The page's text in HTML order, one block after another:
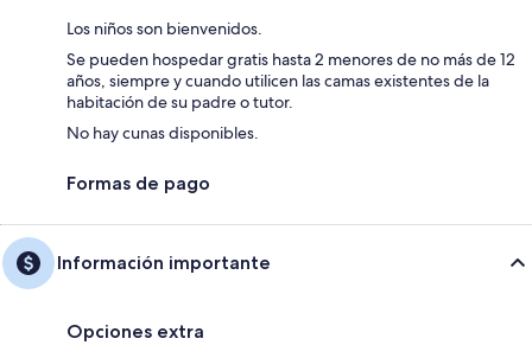
Los niños son bienvenidos.
Se pueden hospedar gratis hasta 2 menores de no más de 12
años, siempre y cuando utilicen las camas existentes de la
habitación de su padre o tutor.
No hay cunas disponibles.
Formas de pago
Información importante
Opciones extra